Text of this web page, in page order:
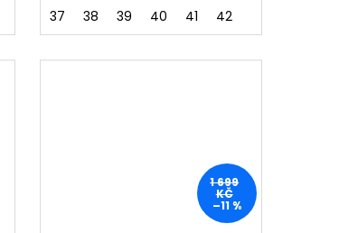
37 38 39 40 41 42
1 699
KČ
–11 %